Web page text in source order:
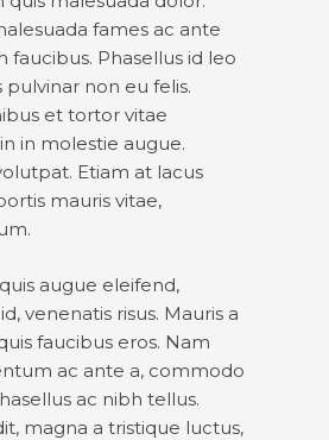
fames ac ante
faucibus. Phasellus id leo
pulvinar non eu felis.
et tortor vitae
in molestie augue.
Etiam at lacus
mauris vitae,
augue eleifend,
venenatis risus. Mauris a
faucibus eros. Nam
ac ante a, commodo
ac nibh tellus.
magna a tristique luctus,